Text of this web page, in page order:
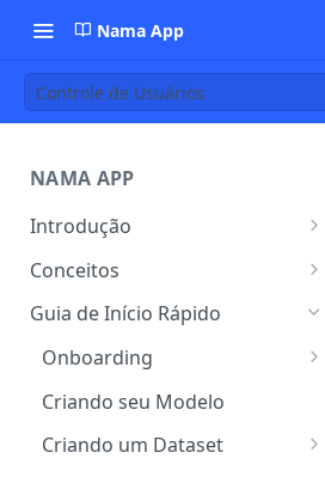
Nama App
Controle de Usuários
NAMA APP
Introdução
Nama App
Nama AI Search
Smartpage
Entendendo a Inteligência
Conceitos
Conceitos Gerais
Conceitos Específicos da Nama
Guia de Início Rápido
Onboarding
Login via SSO Microsoft
Autenticação de Dois Fatores
Criando seu Modelo
Criando um Dataset